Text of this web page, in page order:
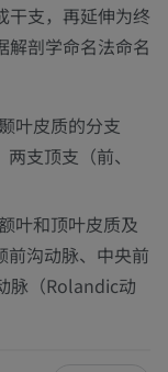
干支，再延伸为终
解剖学命名法命名
叶皮质的分支
支顶支（前、
叶和顶叶皮质及
前沟动脉、中央前
脉（Rolandic动